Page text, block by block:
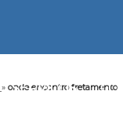
SERVIÇOS
» onde encontro fretamento